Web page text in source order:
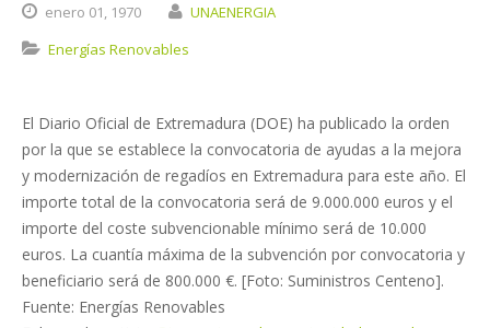
enero 01, 1970
UNAENERGIA
Energías Renovables
El Diario Oficial de Extremadura (DOE) ha publicado la orden
por la que se establece la convocatoria de ayudas a la mejora
y modernización de regadíos en Extremadura para este año. El
importe total de la convocatoria será de 9.000.000 euros y el
importe del coste subvencionable mínimo será de 10.000
euros. La cuantía máxima de la subvención por convocatoria y
beneficiario será de 800.000 €. [Foto: Suministros Centeno].
Fuente: Energías Renovables